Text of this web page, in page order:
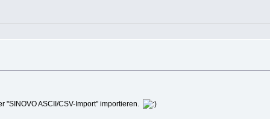
ASCII/CSV-Import" importieren.